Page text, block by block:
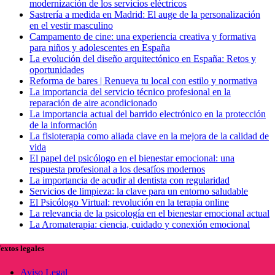
modernización de los servicios eléctricos
Sastrería a medida en Madrid: El auge de la personalización
en el vestir masculino
Campamento de cine: una experiencia creativa y formativa
para niños y adolescentes en España
La evolución del diseño arquitectónico en España: Retos y
oportunidades
Reforma de bares | Renueva tu local con estilo y normativa
La importancia del servicio técnico profesional en la
reparación de aire acondicionado
La importancia actual del barrido electrónico en la protección
de la información
La fisioterapia como aliada clave en la mejora de la calidad de
vida
El papel del psicólogo en el bienestar emocional: una
respuesta profesional a los desafíos modernos
La importancia de acudir al dentista con regularidad
Servicios de limpieza: la clave para un entorno saludable
El Psicólogo Virtual: revolución en la terapia online
La relevancia de la psicología en el bienestar emocional actual
La Aromaterapia: ciencia, cuidado y conexión emocional
legales
Aviso Legal